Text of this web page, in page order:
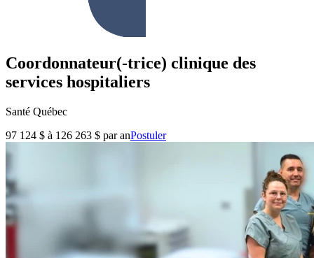
Coordonnateur(-trice) clinique des
services hospitaliers
Santé Québec
97 124 $ à 126 263 $ par anPostuler